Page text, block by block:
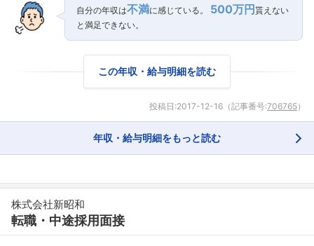
自分の年収は不満に感じている。 500万円 貰えない
と満足できない。
この年収・給与明細を読む
投稿日:2017-12-16 （記事番号:706765）
年収・給与明細をもっと読む
株式会社新昭和
転職・中途採用面接